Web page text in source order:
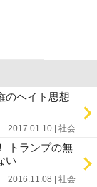
のヘイト思想
2017.01.10 | 社会
トランプの無
い
2016.11.08 | 社会